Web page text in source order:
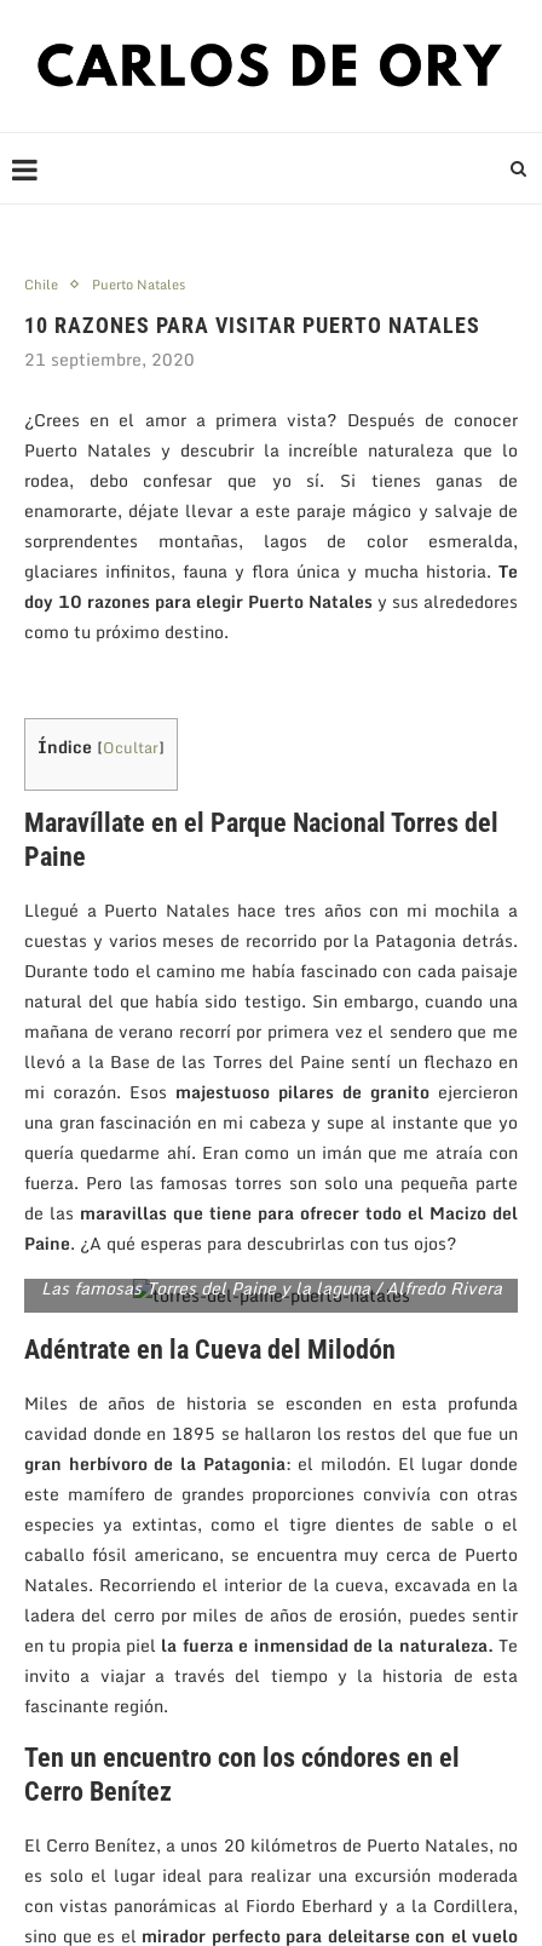
Chile Puerto Natales
10 RAZONES PARA VISITAR PUERTO NATALES
21 septiembre, 2020
¿Crees en el amor a primera vista? Después de conocer
Puerto Natales y descubrir la increíble naturaleza que lo
rodea, debo confesar que yo sí. Si tienes ganas de
enamorarte, déjate llevar a este paraje mágico y salvaje de
sorprendentes montañas, lagos de color esmeralda,
glaciares infinitos, fauna y flora única y mucha historia. Te
doy 10 razones para elegir Puerto Natalesy sus alrededores
como tu próximo destino.
Índice [Ocultar]
Maravíllate en el Parque Nacional Torres del
Paine
Llegué a Puerto Natales hace tres años con mi mochila a
cuestas y varios meses de recorrido por la Patagonia detrás.
Durante todo el camino me había fascinado con cada paisaje
natural del que había sido testigo. Sin embargo, cuando una
mañana de verano recorrí por primera vez el sendero que me
llevó a la Base de las Torres del Paine sentí un flechazo en
mi corazón. Esos majestuoso pilares de granito ejercieron
una gran fascinación en mi cabeza y supe al instante que yo
quería quedarme ahí. Eran como un imán que me atraía con
fuerza. Pero las famosas torres son solo una pequeña parte
de las maravillas que tiene para ofrecer todo el Macizo del
Paine. ¿A qué esperas para descubrirlas con tus ojos?
Las famosas Torres del Paine y la laguna / Alfredo Rivera
Adéntrate en la Cueva del Milodón
Miles de años de historia se esconden en esta profunda
cavidad donde en 1895 se hallaron los restos del que fue un
gran herbívoro de la Patagonia: el milodón. El lugar donde
este mamífero de grandes proporciones convivía con otras
especies ya extintas, como el tigre dientes de sable o el
caballo fósil americano, se encuentra muy cerca de Puerto
Natales. Recorriendo el interior de la cueva, excavada en la
ladera del cerro por miles de años de erosión, puedes sentir
en tu propia piel la fuerza e inmensidad de la naturaleza. Te
invito a viajar a través del tiempo y la historia de esta
fascinante región.
Ten un encuentro con los cóndores en el
Cerro Benítez
El Cerro Benítez, a unos 20 kilómetros de Puerto Natales, no
es solo el lugar ideal para realizar una excursión moderada
con vistas panorámicas al Fiordo Eberhard y a la Cordillera,
sino que es el mirador perfecto para deleitarse con el vuelo